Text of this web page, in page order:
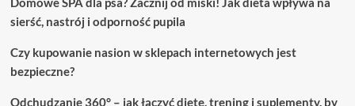
sierść, nastrój i odporność pupila
Czy kupowanie nasion w sklepach internetowych jest
bezpieczne?
Odchudzanie 360° – jak łączyć dietę, trening i suplementy, by